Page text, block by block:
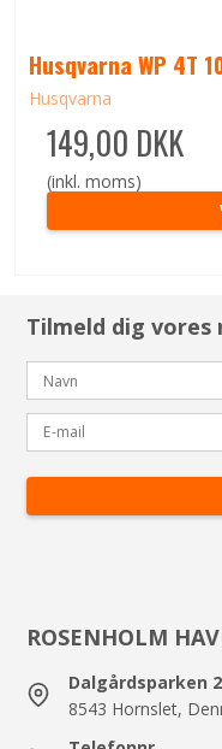
Husqvarna WP 4T
Husqvarna
149,00 DKK
(inkl. moms)
Tilmeld dig vores
ROSENHOLM
Dalgårdsparken 2
8543 Hornslet,